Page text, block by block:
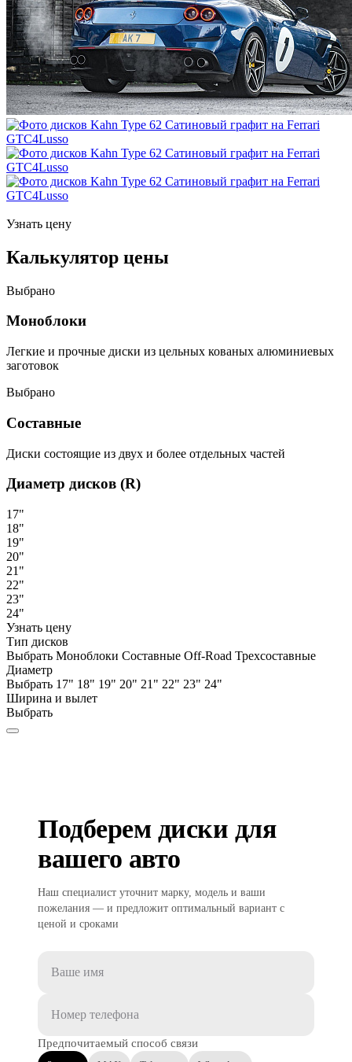
Узнать цену
Калькулятор цены
Выбрано
Моноблоки
Легкие и прочные диски из цельных кованых алюминиевых
заготовок
Выбрано
Составные
Диски состоящие из двух и более отдельных частей
Диаметр дисков (R)
17"
18"
19"
20"
21"
22"
23"
24"
Узнать цену
Тип дисков
Выбрать Моноблоки Составные Off-Road Трехсоставные
Диаметр
Выбрать 17" 18" 19" 20" 21" 22" 23" 24"
Ширина и вылет
Выбрать
Подберем диски для
вашего авто
Наш специалист уточнит марку, модель и ваши
пожелания — и предложит оптимальный вариант с
ценой и сроками
Предпочитаемый способ связи